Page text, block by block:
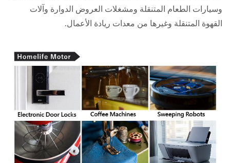
وسيارات الطعام المتنقلة ومشغلات العروض الدوارة وآلات
القهوة المتنقلة وغيرها من معدات ريادة الأعمال.